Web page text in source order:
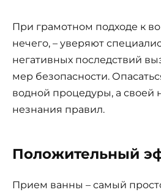
При грамотном подходе к
нечего, – уверяют
негативных последствий
мер безопасности.
водной процедуры, а своей
незнания правил.
Положительный
Прием ванны – самый